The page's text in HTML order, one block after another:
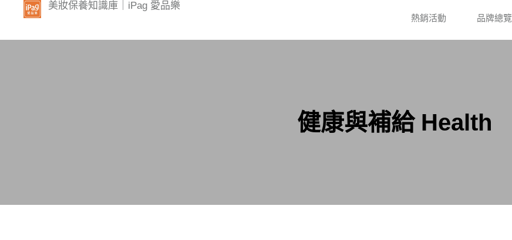
美妝保養知識庫｜iPag 愛品樂
熱銷活動
品牌總覽
健康與補給 Health